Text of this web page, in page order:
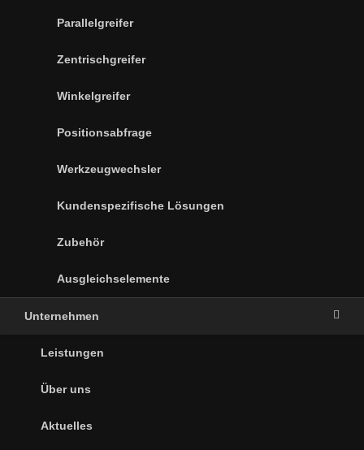
Parallelgreifer
Zentrischgreifer
Winkelgreifer
Positionsabfrage
Werkzeugwechsler
Kundenspezifische Lösungen
Zubehör
Ausgleichselemente
Unternehmen
Leistungen
Über uns
Aktuelles